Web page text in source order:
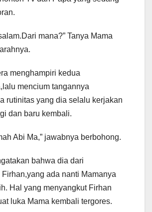
mana?” Tanya Mama
menghampiri kedua
mencium tangannya
rutinitas yang dia selalu kerjakan
dan baru kembali.
Abi Ma,” jawabnya berbohong.
bahwa dia dari
ada nanti Mamanya
Hal yang menyangkut Firhan
luka Mama kembali tergores.